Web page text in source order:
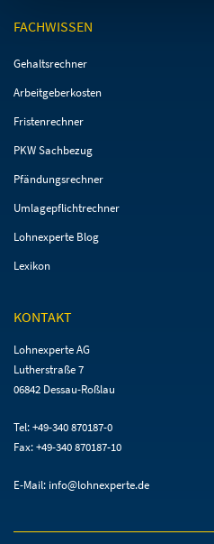
FACHWISSEN
Navigation
Gehaltsrechner
Arbeitgeberkosten
Fristenrechner
PKW Sachbezug
Pfändungsrechner
Umlagepflichtrechner
Lohnexperte Blog
Lexikon
KONTAKT
Lohnexperte AG
Lutherstraße 7
06842 Dessau-Roßlau
Tel: +49-340 870187-0
Fax: +49-340 870187-10
E-Mail: info@lohnexperte.de